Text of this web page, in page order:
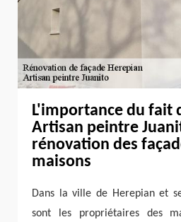
L'importance du fait
Artisan peintre
rénovation des
maisons
Dans la ville de Herepian et
sont les propriétaires des